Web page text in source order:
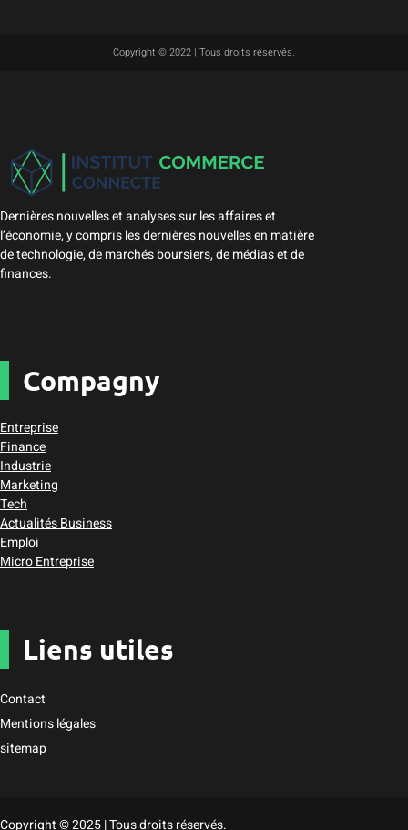
Copyright © 2022 | Tous droits réservés.
Dernières nouvelles et analyses sur les affaires et
l’économie, y compris les dernières nouvelles en matière
de technologie, de marchés boursiers, de médias et de
finances.
Compagny
Entreprise
Finance
Industrie
Marketing
Tech
Actualités Business
Emploi
Micro Entreprise
Liens utiles
Contact
Mentions légales
sitemap
Copyright © 2025 | Tous droits réservés.